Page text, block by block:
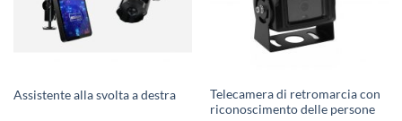
Assistente alla svolta a destra
Telecamera di retromarcia con
riconoscimento delle persone